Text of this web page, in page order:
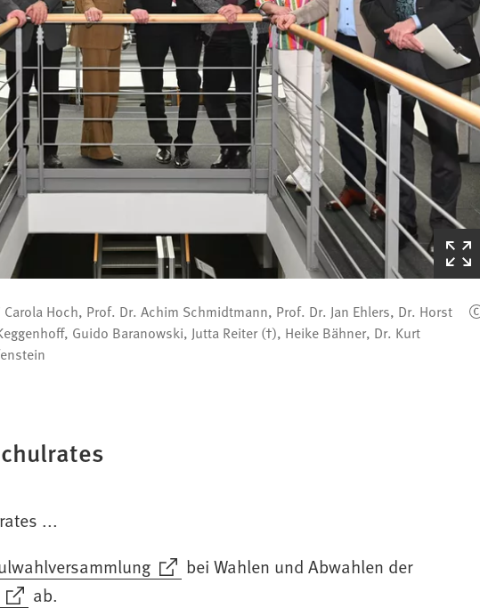
(Startet
den
Hoch, Prof. Dr. Achim Schmidtmann, Prof. Dr. Jan Ehlers, Dr. Horst
Guido Baranowski, Jutta Reiter (†), Heike Bähner, Dr. Kurt
...
bei Wahlen und Abwahlen der
ab.